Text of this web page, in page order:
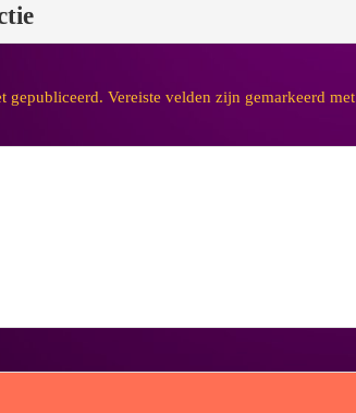
gepubliceerd. Vereiste velden zijn gemarkeerd met